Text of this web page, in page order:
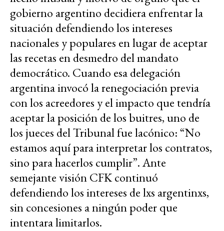
gobierno argentino decidiera enfrentar la
situación defendiendo los intereses
nacionales y populares en lugar de aceptar
las recetas en desmedro del mandato
democrático. Cuando esa delegación
argentina invocó la renegociación previa
con los acreedores y el impacto que tendría
aceptar la posición de los buitres, uno de
los jueces del Tribunal fue lacónico: “No
estamos aquí para interpretar los contratos,
sino para hacerlos cumplir”. Ante
semejante visión CFK continuó
defendiendo los intereses de lxs argentinxs,
sin concesiones a ningún poder que
intentara limitarlos.